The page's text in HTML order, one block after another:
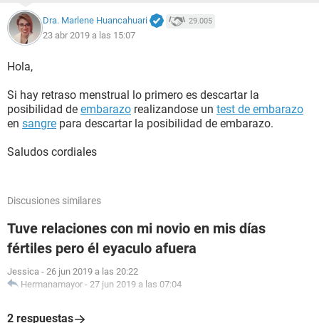
Dra. Marlene Huancahuari 29.005
23 abr 2019 a las 15:07
Hola,
Si hay retraso menstrual lo primero es descartar la
posibilidad de embarazo realizandose un test de embarazo
en sangre para descartar la posibilidad de embarazo.
Saludos cordiales
Discusiones similares
Tuve relaciones con mi novio en mis días
fértiles pero él eyaculo afuera
Jessica - 26 jun 2019 a las 20:22
Hermanamayor - 27 jun 2019 a las 07:04
2 respuestas